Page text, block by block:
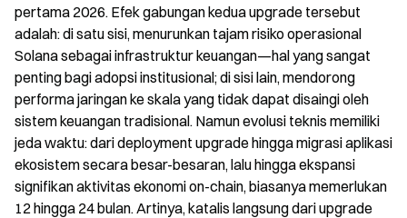
pertama 2026. Efek gabungan kedua upgrade tersebut
adalah: di satu sisi, menurunkan tajam risiko operasional
Solana sebagai infrastruktur keuangan—hal yang sangat
penting bagi adopsi institusional; di sisi lain, mendorong
performa jaringan ke skala yang tidak dapat disaingi oleh
sistem keuangan tradisional. Namun evolusi teknis memiliki
jeda waktu: dari deployment upgrade hingga migrasi aplikasi
ekosistem secara besar-besaran, lalu hingga ekspansi
signifikan aktivitas ekonomi on-chain, biasanya memerlukan
12 hingga 24 bulan. Artinya, katalis langsung dari upgrade